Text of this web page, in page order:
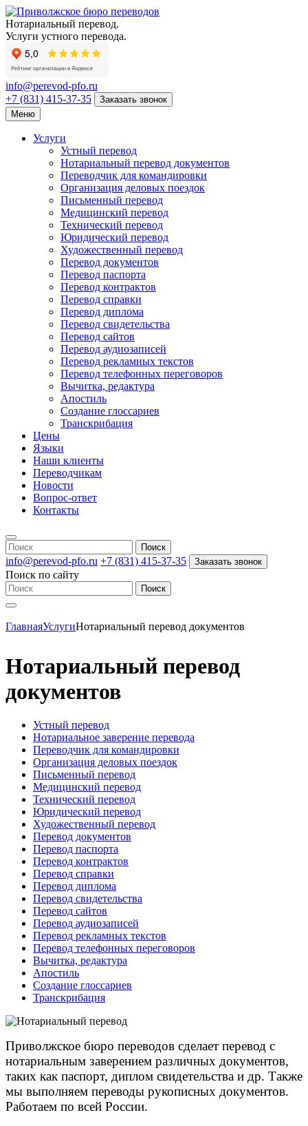
Нотариальный перевод.
Услуги устного перевода.
info@perevod-pfo.ru
+7 (831) 415-37-35
Заказать звонок
Меню
Услуги
Устный перевод
Нотариальный перевод документов
Переводчик для командировки
Организация деловых поездок
Письменный перевод
Медицинский перевод
Технический перевод
Юридический перевод
Художественный перевод
Перевод документов
Перевод паспорта
Перевод контрактов
Перевод справки
Перевод диплома
Перевод свидетельства
Перевод сайтов
Перевод аудиозаписей
Перевод рекламных текстов
Перевод телефонных переговоров
Вычитка, редактура
Апостиль
Создание глоссариев
Транскрибация
Цены
Языки
Наши клиенты
Переводчикам
Новости
Вопрос-ответ
Контакты
info@perevod-pfo.ru +7 (831) 415-37-35 Заказать звонок
Поиск по сайту
ГлавнаяУслугиНотариальный перевод документов
Нотариальный перевод
документов
Устный перевод
Нотариальное заверение перевода
Переводчик для командировки
Организация деловых поездок
Письменный перевод
Медицинский перевод
Технический перевод
Юридический перевод
Художественный перевод
Перевод документов
Перевод паспорта
Перевод контрактов
Перевод справки
Перевод диплома
Перевод свидетельства
Перевод сайтов
Перевод аудиозаписей
Перевод рекламных текстов
Перевод телефонных переговоров
Вычитка, редактура
Апостиль
Создание глоссариев
Транскрибация
Приволжское бюро переводов сделает перевод с
нотариальным заверением различных документов,
таких как паспорт, диплом свидетельства и др. Также
мы выполняем переводы рукописных документов.
Работаем по всей России.